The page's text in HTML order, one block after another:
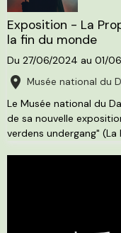
Exposition - La
la fin du monde
Du 27/06/2024 au 01/
Musée national du
Le Musée national du
de sa nouvelle
verdens undergang" (La